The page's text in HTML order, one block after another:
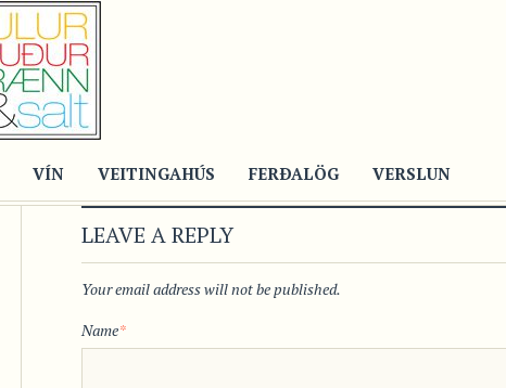
VÍN VEITINGAHÚS FERÐALÖG VERSLUN
LEAVE A REPLY
Your email address will not be published.
Name*